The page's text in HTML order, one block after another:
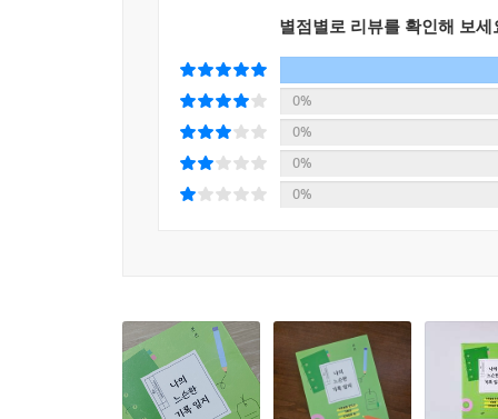
별점별로 리뷰를 확인해 보세
0%
0%
0%
0%